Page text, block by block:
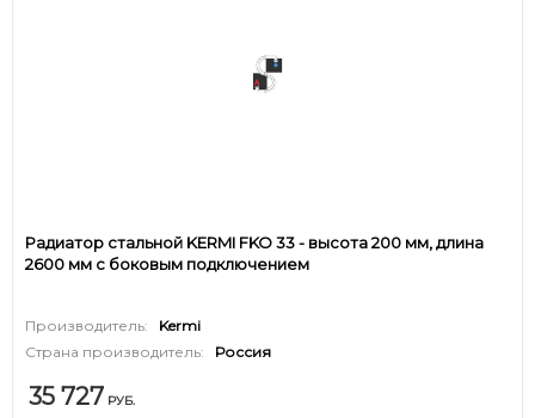
Радиатор стальной KERMI FKO 33 - высота 200 мм, длина
2600 мм с боковым подключением
Производитель:
Kermi
Страна производитель:
Россия
35 727 РУБ.